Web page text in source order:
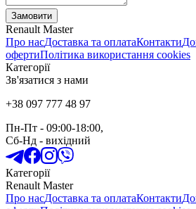
Замовити
Renault Master
Про насДоставка та оплатаКонтакти
офертиПолітика використання cookies
Категорії
Зв'язатися з нами
+38 097 777 48 97
Пн-Пт - 09:00-18:00,
Сб-Нд - вихідний
Категорії
Renault Master
Про насДоставка та оплатаКонтакти